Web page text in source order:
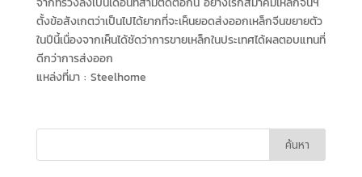
ตั้งข้อสังเกตว่าเป็นไปได้ยากที่จะเห็นยอดส่งออกเหล็กจีนขยายตัว
ในปีนี้เนื่องจากเห็นได้ชัดว่าการขายเหล็กในประเทศได้ผลตอบแทนที่
ดีกว่าการส่งออก
แหล่งที่มา : Steelhome